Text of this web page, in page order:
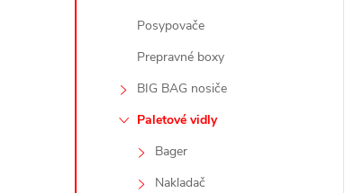
Posypovače
Prepravné boxy
BIG BAG nosiče
Paletové vidly
Bager
Nakladač